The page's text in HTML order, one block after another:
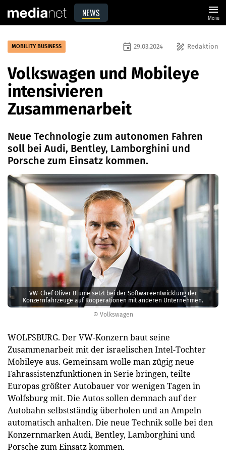
NEWS menu
Menü
© Volkswagen
VW-Chef Oliver Blume setzt bei der Softwareentwicklung der
Konzernfahrzeuge auf Kooperationen mit anderen Unternehmen.
MOBILITY BUSINESS draw Redaktion
event 29.03.2024
Volkswagen und Mobileye
intensivieren
Zusammenarbeit
Neue Technologie zum autonomen Fahren
soll bei Audi, Bentley, Lamborghini und
Porsche zum Einsatz kommen.
WOLFSBURG. Der VW-Konzern baut seine
Zusammenarbeit mit der israelischen Intel-Tochter
Mobileye aus. Gemeinsam wolle man zügig neue
Fahrassistenzfunktionen in Serie bringen, teilte
Europas größter Autobauer vor wenigen Tagen in
Wolfsburg mit. Die Autos sollen demnach auf der
Autobahn selbstständig überholen und an Ampeln
automatisch anhalten. Die neue Technik solle bei den
Konzernmarken Audi, Bentley, Lamborghini und
Porsche zum Einsatz kommen.